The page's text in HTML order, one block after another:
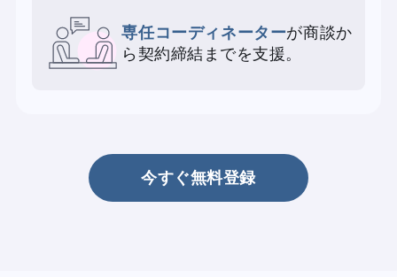
専任コーディネーターが商談か
ら契約締結までを支援。
今すぐ無料登録